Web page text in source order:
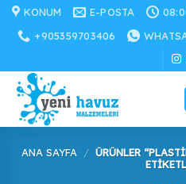
İçeriğe
atla
KONUM E-POSTA
+905359703406
ANA SAYFA / ÜRÜNLER